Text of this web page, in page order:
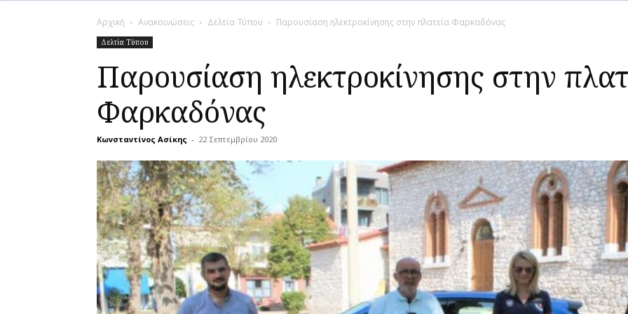
Αρχική Ανακοινώσεις Δελτία Τύπου Παρουσίαση ηλεκτροκίνησης στην πλατεία Φαρκαδόνας
Δελτία Τύπου
Παρουσίαση ηλεκτροκίνησης στην
Φαρκαδόνας
Κωνσταντίνος Ασίκης - 22 Σεπτεμβρίου 2020